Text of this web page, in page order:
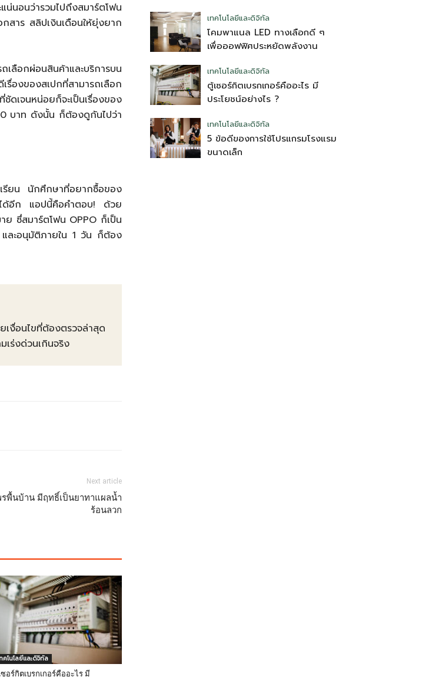
นอนว่ารวมไปถึงสมาร์ตโฟน
กสาร สลิปเงินเดือนให้ยุ่งยาก
อกผ่อนสินค้าและบริการบน
องของสเปกที่สามารถเลือก
เจนหน่อยก็จะเป็นเรื่องของ
บาท ดังนั้น ก็ต้องดูกันไปว่า
ยน นักศึกษาที่อยากซื้อของ
ได้อีก แอปนี้คือคำตอบ! ด้วย
ย ซึ่สมาร์ตโฟน OPPO ก็เป็น
และอนุมัติภายใน 1 วัน ก็ต้อง
เงื่อนไขที่ต้องตรวจล่าสุด
เร่งด่วนเกินจริง
Next article
พื้นบ้าน มีฤทธิ์เป็นยาทาแผลน้ำ
ร้อนลวก
คโนโลยีและดิจิทัล
ซอร์กิตเบรกเกอร์คืออะไร มี
เทคโนโลยีและดิจิทัล
โคมพาแนล LED ทางเลือกดี ๆ
เพื่อออฟฟิศประหยัดพลังงาน
เทคโนโลยีและดิจิทัล
ตู้เซอร์กิตเบรกเกอร์คืออะไร มี
ประโยชน์อย่างไร ?
เทคโนโลยีและดิจิทัล
5 ข้อดีของการใช้โปรแกรมโรงแรม
ขนาดเล็ก